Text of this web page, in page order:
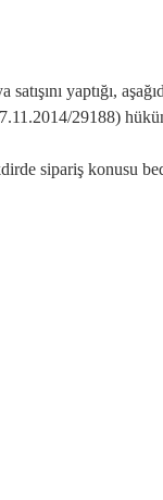
yaptığı,
29188)
sipariş konusu